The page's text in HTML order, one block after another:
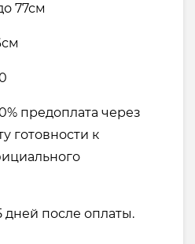
77см
предоплата через
готовности к
дней после оплаты.